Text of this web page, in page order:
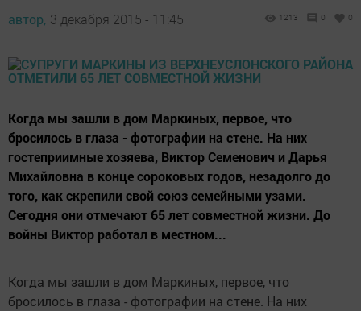
автор, 3 декабря 2015 - 11:45 1213 0 0
Когда мы зашли в дом Маркиных, первое, что
бросилось в глаза - фотографии на стене. На них
гостеприимные хозяева, Виктор Семенович и Дарья
Михайловна в конце сороковых годов, незадолго до
того, как скрепили свой союз семейными узами.
Сегодня они отмечают 65 лет совместной жизни. До
войны Виктор работал в местном...
Когда мы зашли в дом Маркиных, первое, что
бросилось в глаза - фотографии на стене. На них